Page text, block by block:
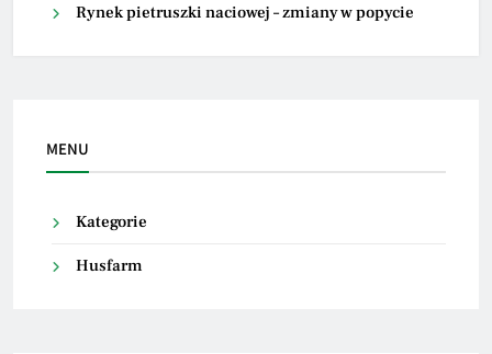
Rynek pietruszki naciowej – zmiany w popycie
MENU
Kategorie
Husfarm